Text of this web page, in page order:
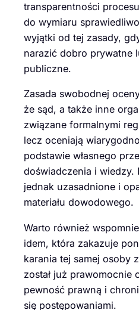
transparentności
do wymiaru
wyjątki od tej zasady,
narazić dobro prywatne
publiczne.
Zasada swobodnej
że sąd, a także inne
związane formalnymi
lecz oceniają
podstawie własnego
doświadczenia i wiedzy.
jednak uzasadnione i
materiału dowodowego.
Warto również
idem, która zakazuje
karania tej samej osoby
został już prawomocnie
pewność prawną i
się postępowaniami.